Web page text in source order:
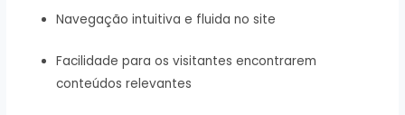
Navegação intuitiva e fluida no site
Facilidade para os visitantes encontrarem
conteúdos relevantes